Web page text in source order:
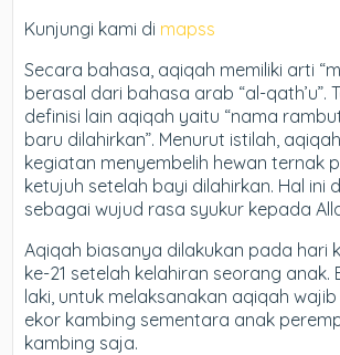
Kunjungi kami di mapss
Secara bahasa, aqiqah memiliki arti
berasal dari bahasa arab “al-qath’u”.
definisi lain aqiqah yaitu “nama
baru dilahirkan”. Menurut istilah,
kegiatan menyembelih hewan ternak
ketujuh setelah bayi dilahirkan. Hal ini
sebagai wujud rasa syukur kepada
Aqiqah biasanya dilakukan pada hari
ke-21 setelah kelahiran seorang anak.
laki, untuk melaksanakan aqiqah
ekor kambing sementara anak
kambing saja.